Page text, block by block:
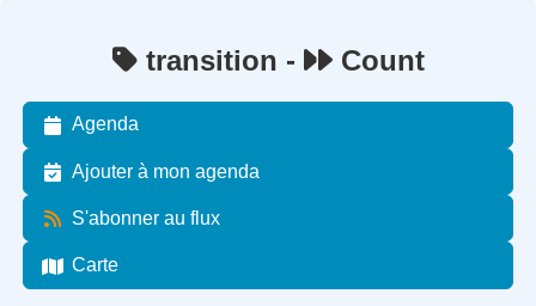
transition - Count
Agenda
Ajouter à mon agenda
S'abonner au flux
Carte